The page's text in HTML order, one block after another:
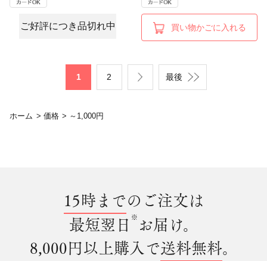
ご好評につき品切れ中 買い物かごに入れる
1 2 最後
ホーム > 価格 > ～1,000円
15時までのご注文は
最短翌日 ※ お届け。
8,000円以上購入で送料無料。